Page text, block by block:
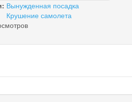
Вынужденная посадка
Крушение самолета